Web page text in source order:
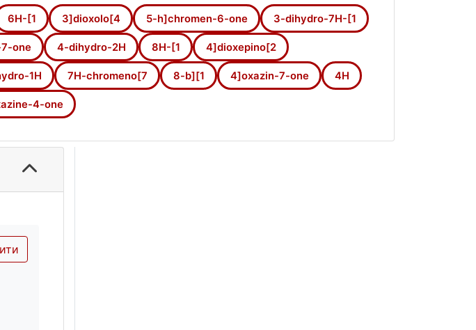
6H-[1 3]dioxolo[4 5-h]chromen-6-one 3-dihydro-7H-[1
one 4-dihydro-2H 8H-[1 4]dioxepino[2
1H 7H-chromeno[7 8-b][1 4]oxazin-7-one 4H
4-one